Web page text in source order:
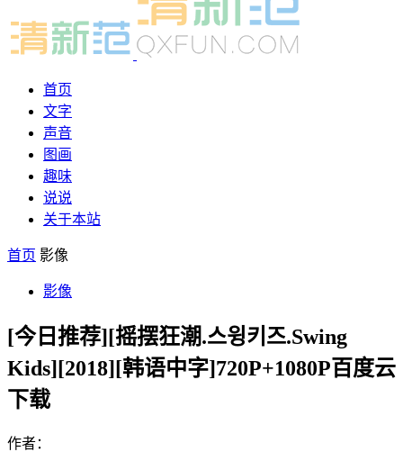
首页
文字
声音
图画
趣味
说说
关于本站
首页 影像
影像
[今日推荐][摇摆狂潮.스윙키즈.Swing
Kids][2018][韩语中字]720P+1080P百度云
下载
作者：